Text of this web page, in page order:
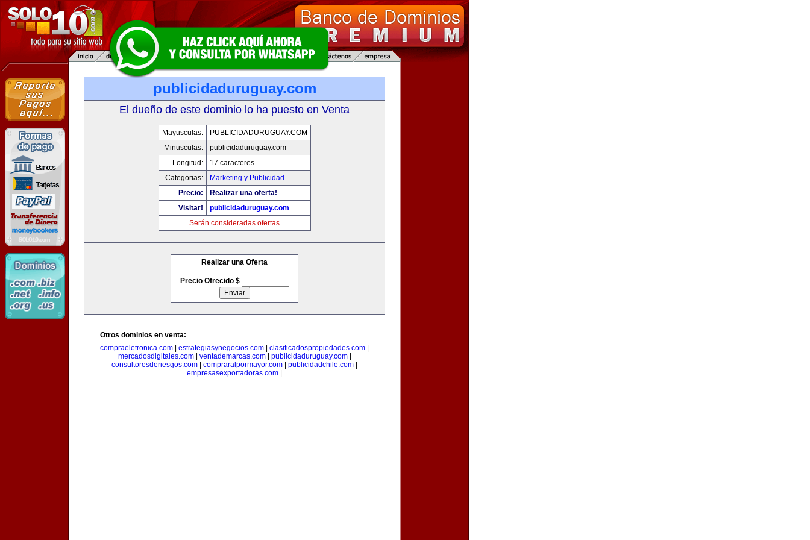
publicidaduruguay.com
El dueño de este dominio lo ha puesto en Venta
Mayusculas:
PUBLICIDADURUGUAY.COM
Minusculas:
publicidaduruguay.com
Longitud:
17 caracteres
Categorias:
Marketing y Publicidad
Precio:
Realizar una oferta!
Visitar!
publicidaduruguay.com
Serán consideradas ofertas
Realizar una Oferta
Precio Ofrecido $
Otros dominios en venta:
compraeletronica.com
estrategiasynegocios.com clasificadospropiedades.com
mercadosdigitales.com| ventademarcas.com| publicidaduruguay.com|
consultoresderiesgos.com
compraralpormayor.com publicidadchile.com
empresasexportadoras.com